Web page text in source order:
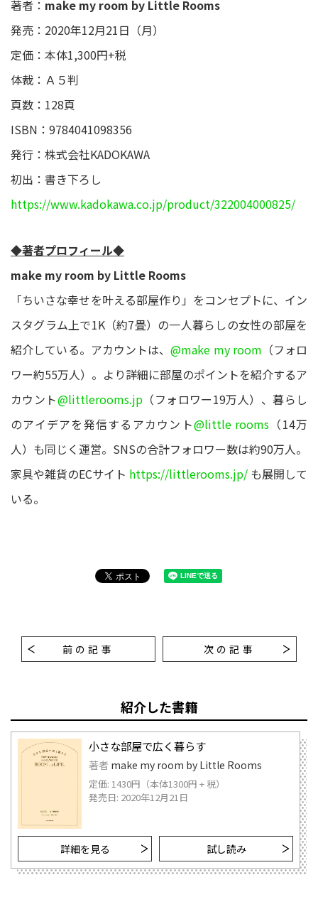
著者： make my room by Little Rooms
発売：2020年12月21日（月）
定価：本体1,300円+税
体裁：Ａ５判
頁数：128頁
ISBN：9784041098356
発行：株式会社KADOKAWA
初出：書き下ろし
https://www.kadokawa.co.jp/product/322004000825/
◆著者プロフィール◆
make my room by Little Rooms
「ちいさな幸せを叶える部屋作り」をコンセプトに、イン
スタグラム上で1K（約7畳）の一人暮らしの女性の部屋を
紹介している。アカウントは、@make my room （フォロ
ワー約55万人）。より詳細に部屋のポイントを紹介するア
カウント@littlerooms.jp（フォロワー19万人）、暮らし
のアイデアを発信するアカウント@little rooms （14万
人）も同じく運営。SNSの合計フォロワー数は約90万人。
家具や雑貨のECサイト https://littlerooms.jp/ も展開して
いる。
前の記事 次の記事
紹介した書籍
小さな部屋で広く暮らす
著者 make my room by Little Rooms
定価: 1430円（本体1300円 + 税）
発売日: 2020年12月21日
詳細を見る 試し読み